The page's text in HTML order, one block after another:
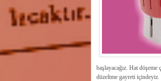
başlayacağız. Hat döşeme
düzeltme gayreti içindeyiz.